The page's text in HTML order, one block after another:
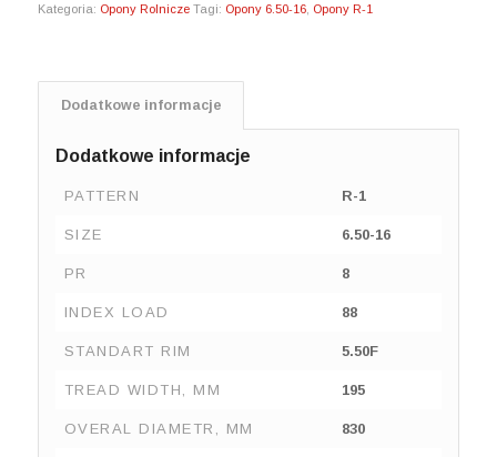
Kategoria: Opony Rolnicze Tagi: Opony 6.50-16, Opony R-1
Dodatkowe informacje
Dodatkowe informacje
PATTERN R-1
SIZE 6.50-16
PR 8
INDEX LOAD 88
STANDART RIM 5.50F
TREAD WIDTH, MM 195
OVERAL DIAMETR, MM 830